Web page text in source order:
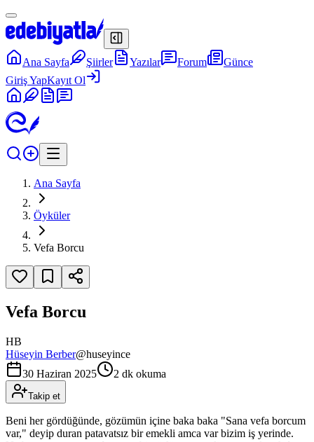
Ana Sayfa Şiirler Yazılar Forum
Günce
Giriş YapKayıt Ol
Ana Sayfa
Öyküler
Vefa Borcu
Vefa Borcu
HB
Hüseyin Berber@huseyince
30 Haziran 2025
2 dk okuma
Takip et
Beni her gördüğünde, gözümün içine baka baka "Sana vefa borcum
var," deyip duran patavatsız bir emekli amca var bizim iş yerinde.